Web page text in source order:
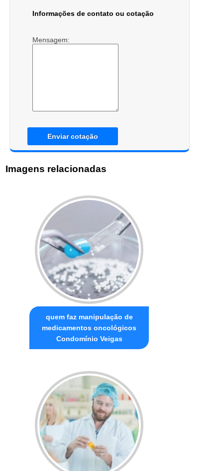
Informações de contato ou cotação
Mensagem:
Enviar cotação
Imagens relacionadas
quem faz manipulação de
medicamentos oncológicos
Condomínio Veigas